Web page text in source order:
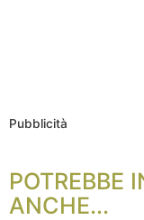
Pubblicità
POTREBBE
ANCHE...